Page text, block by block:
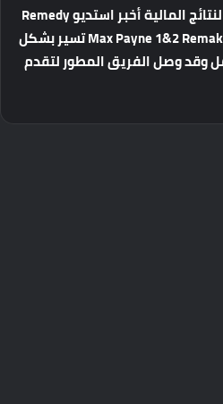
الماليةأخبراستديو
Max Payne 1&2تسيربشكل
وقدوصلالفريقالمطورلتقدم